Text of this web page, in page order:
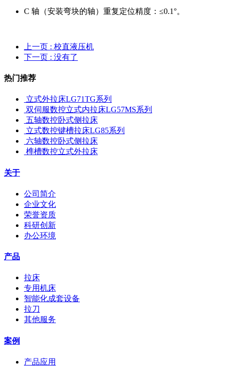
C 轴（安装弯块的轴）重复定位精度：≤0.1°。
上一页 : 校直液压机
下一页 : 没有了
热门推荐
立式外拉床LG71TG系列
双伺服数控立式内拉床LG57MS系列
五轴数控卧式侧拉床
立式数控键槽拉床LG85系列
六轴数控卧式侧拉床
榫槽数控立式外拉床
关于
公司简介
企业文化
荣誉资质
科研创新
办公环境
产品
拉床
专用机床
智能化成套设备
拉刀
其他服务
案例
产品应用